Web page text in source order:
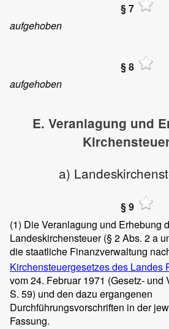
§ 7
aufgehoben
§ 8
aufgehoben
E. Veranlagung und
a)
§ 9
(1) Die Veranlagung und Erhebung
Landeskirchensteuer (§ 2 Abs. 2 a
die staatliche Finanzverwaltung
Kirchensteuergesetzes des Landes
vom 24. Februar 1971 (Gesetz- und
S. 59) und den dazu ergangenen
Durchführungsvorschriften in der
Fassung.